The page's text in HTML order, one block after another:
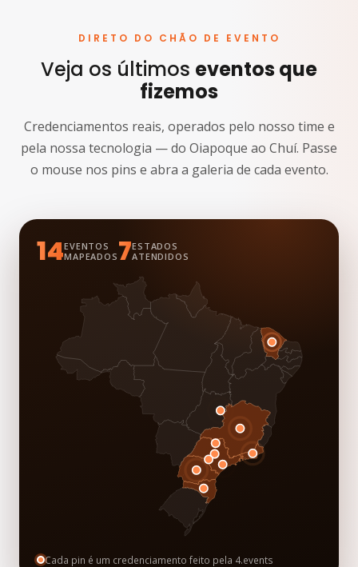
DIRETO DO CHÃO DE EVENTO
Veja os últimos eventos que
fizemos
Credenciamentos reais, operados pelo nosso time e
pela nossa tecnologia — do Oiapoque ao Chuí. Passe
o mouse nos pins e abra a galeria de cada evento.
14EVENTOS
MAPEADOS 7ESTADOS
ATENDIDOS
Cada pin é um credenciamento feito pela 4.events